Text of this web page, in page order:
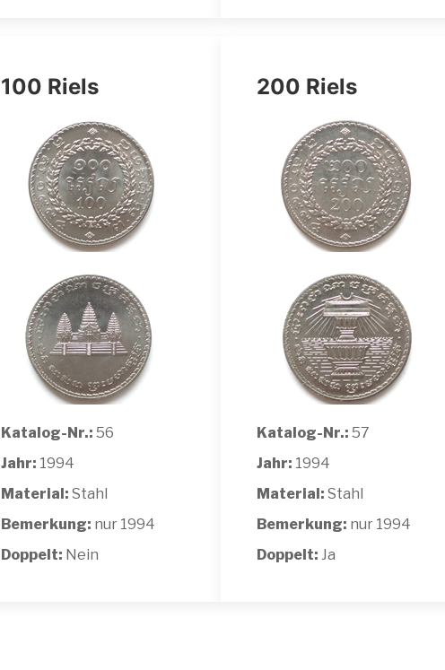
100 Riels
Katalog-Nr.: 56
Jahr: 1994
Material: Stahl
Bemerkung: nur 1994
Doppelt: Nein
200 Riels
Katalog-Nr.: 57
Jahr: 1994
Material: Stahl
Bemerkung: nur 1994
Doppelt: Ja